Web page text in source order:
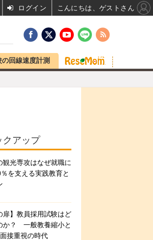
の回線速度計測
クアップ
観光専攻はなぜ就職に
を支える実践教育と
扉】教員採用試験はど
か？ 一般教養縮小と
接重視の時代
ログイン こんにちは、ゲストさん